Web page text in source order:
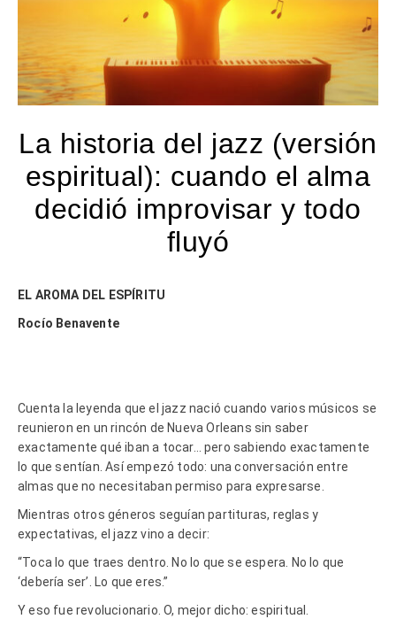
La historia del jazz (versión
espiritual): cuando el alma
decidió improvisar y todo
fluyó
EL AROMA DEL ESPÍRITU
Rocío Benavente
Cuenta la leyenda que el jazz nació cuando varios músicos se
reunieron en un rincón de Nueva Orleans sin saber
exactamente qué iban a tocar… pero sabiendo exactamente
lo que sentían. Así empezó todo: una conversación entre
almas que no necesitaban permiso para expresarse.
Mientras otros géneros seguían partituras, reglas y
expectativas, el jazz vino a decir:
“Toca lo que traes dentro. No lo que se espera. No lo que
‘debería ser’. Lo que eres.”
Y eso fue revolucionario. O, mejor dicho: espiritual.